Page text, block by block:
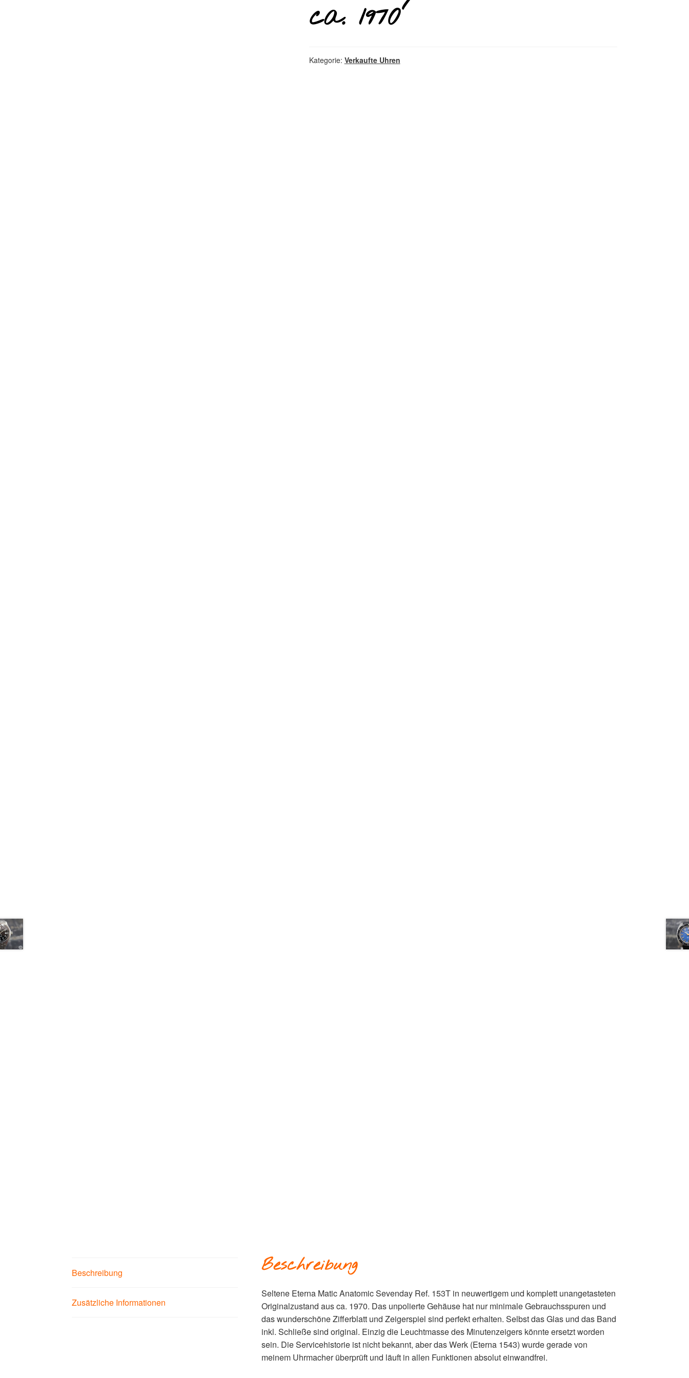
ca. 1970
Kategorie: Verkaufte Uhren
Beschreibung
Zusätzliche Informationen
Beschreibung
Seltene Eterna Matic Anatomic Sevenday Ref. 153T in neuwertigem und komplett unangetasteten
Originalzustand aus ca. 1970. Das unpolierte Gehäuse hat nur minimale Gebrauchsspuren und
das wunderschöne Zifferblatt und Zeigerspiel sind perfekt erhalten. Selbst das Glas und das Band
inkl. Schließe sind original. Einzig die Leuchtmasse des Minutenzeigers könnte ersetzt worden
sein. Die Servicehistorie ist nicht bekannt, aber das Werk (Eterna 1543) wurde gerade von
meinem Uhrmacher überprüft und läuft in allen Funktionen absolut einwandfrei.